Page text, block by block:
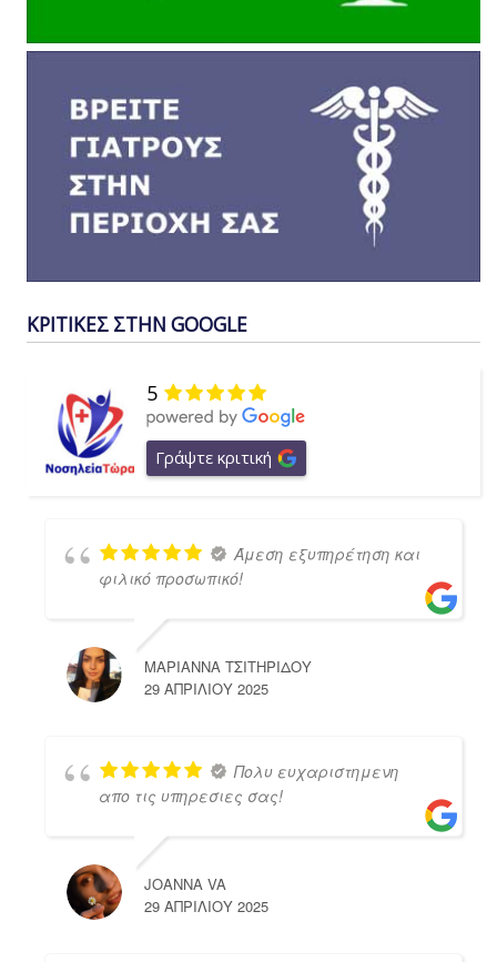
ΚΡΙΤΙΚΕΣ ΣΤΗΝ GOOGLE
5
Γράψτε κριτική
Άμεση εξυπηρέτηση και
φιλικό προσωπικό!
ΜΑΡΙΑΝΝΑ ΤΣΙΤΗΡΙΔΟΥ
29 ΑΠΡΙΛΊΟΥ 2025
Πολυ ευχαριστημενη
απο τις υπηρεσιες σας!
JOANNA VA
29 ΑΠΡΙΛΊΟΥ 2025